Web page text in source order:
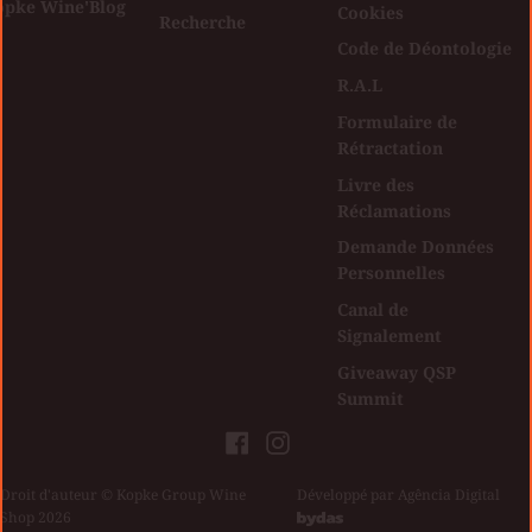
Wine'Blog
Recherche
Cookies
Code de Déontologie
R.A.L
Formulaire de
Rétractation
Livre des
Réclamations
Demande Données
Personnelles
Canal de
Signalement
Giveaway QSP
Summit
FacebookInstagram
Droit d'auteur © Kopke Group Wine
Shop 2026
Développé par Agência Digital